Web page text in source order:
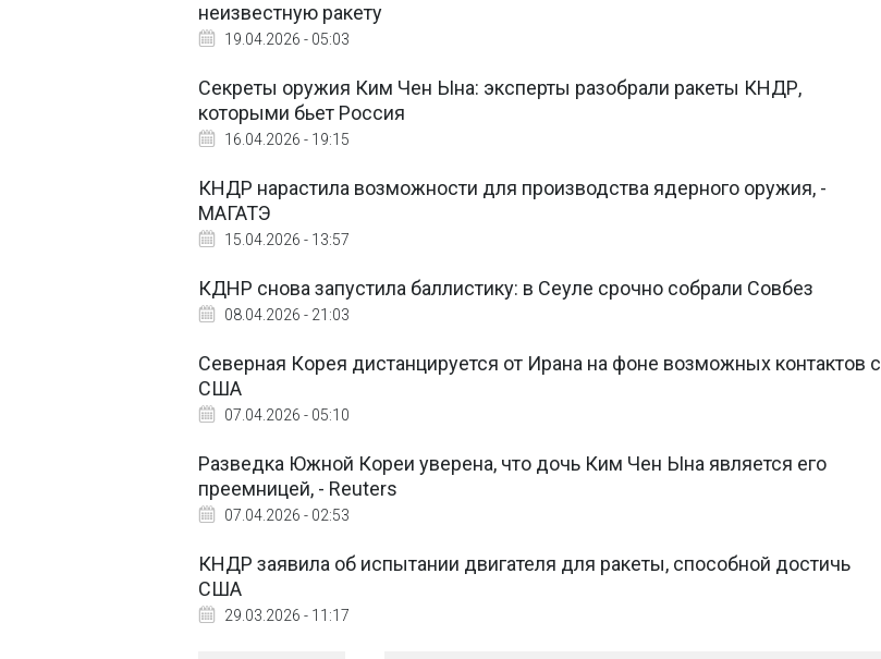
неизвестную ракету
19.04.2026 - 05:03
Секреты оружия Ким Чен Ына: эксперты разобрали ракеты КНДР,
которыми бьет Россия
16.04.2026 - 19:15
КНДР нарастила возможности для производства ядерного оружия, -
МАГАТЭ
15.04.2026 - 13:57
КДНР снова запустила баллистику: в Сеуле срочно собрали Совбез
08.04.2026 - 21:03
Северная Корея дистанцируется от Ирана на фоне возможных контактов с
США
07.04.2026 - 05:10
Разведка Южной Кореи уверена, что дочь Ким Чен Ына является его
преемницей, - Reuters
07.04.2026 - 02:53
КНДР заявила об испытании двигателя для ракеты, способной достичь
США
29.03.2026 - 11:17